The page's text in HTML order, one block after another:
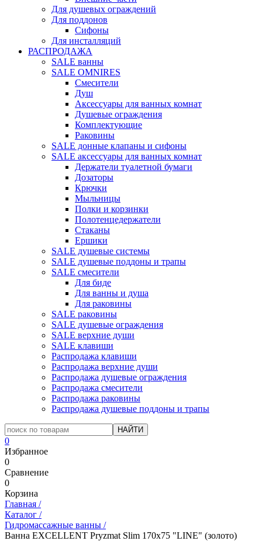
Для душевых ограждений
Для поддонов
Сифоны
Для инсталляций
РАСПРОДАЖА
SALE ванны
SALE OMNIRES
Смесители
Душ
Аксессуары для ванных комнат
Душевые ограждения
Комплектующие
Раковины
SALE донные клапаны и сифоны
SALE аксессуары для ванных комнат
Держатели туалетной бумаги
Дозаторы
Крючки
Мыльницы
Полки и корзинки
Полотенцедержатели
Стаканы
Ершики
SALE душевые системы
SALE душевые поддоны и трапы
SALE смесители
Для биде
Для ванны и душа
Для раковины
SALE раковины
SALE душевые ограждения
SALE верхние души
SALE клавиши
Распродажа клавиши
Распродажа верхние души
Распродажа душевые ограждения
Распродажа смесители
Распродажа раковины
Распродажа душевые поддоны и трапы
0
Избранное
0
Сравнение
0
Корзина
Главная /
Каталог /
Гидромассажные ванны /
Ванна EXCELLENT Pryzmat Slim 170x75 "LINE" (золото)